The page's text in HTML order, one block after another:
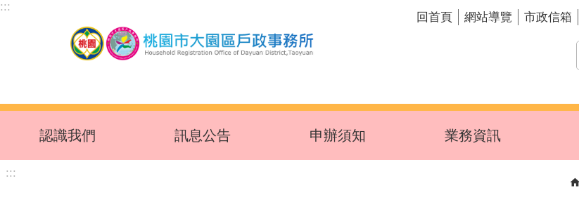
跳到主要內容區塊
:::
回首頁 網站導覽 市政信箱
認識我們 訊息公告 申辦須知 業務資訊
:::